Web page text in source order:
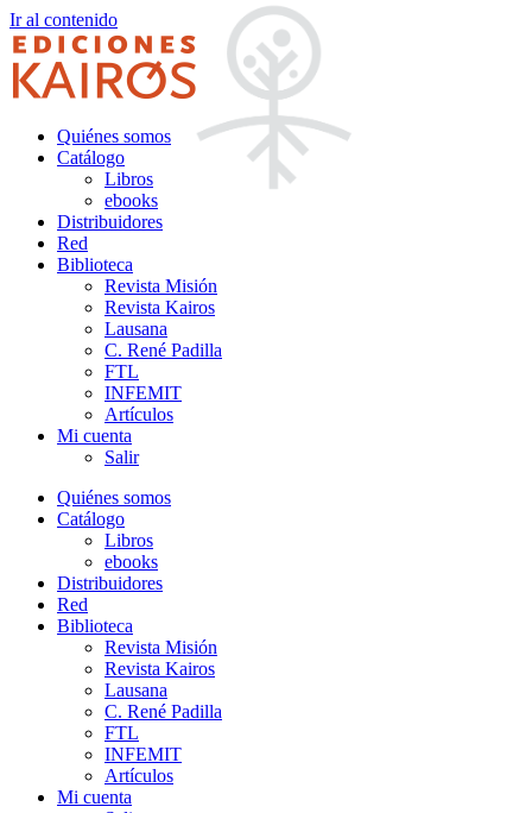
Ir al contenido
Quiénes somos
Catálogo
Libros
ebooks
Distribuidores
Red
Biblioteca
Revista Misión
Revista Kairos
Lausana
C. René Padilla
FTL
INFEMIT
Artículos
Mi cuenta
Salir
Quiénes somos
Catálogo
Libros
ebooks
Distribuidores
Red
Biblioteca
Revista Misión
Revista Kairos
Lausana
C. René Padilla
FTL
INFEMIT
Artículos
Mi cuenta